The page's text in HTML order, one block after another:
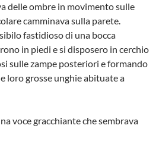
delle ombre in movimento sulle
camminava sulla parete.
fastidioso di una bocca
in piedi e si disposero in cerchio
sulle zampe posteriori e formando
loro grosse unghie abituate a
voce gracchiante che sembrava